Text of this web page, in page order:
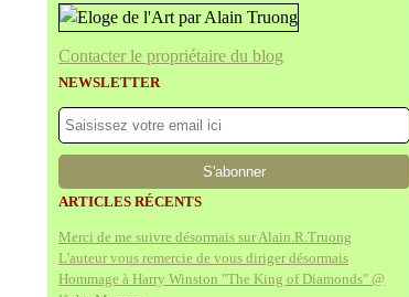
Contacter le propriétaire du blog
NEWSLETTER
ARTICLES RÉCENTS
Merci de me suivre désormais sur Alain.R.Truong
L'auteur vous remercie de vous diriger désormais
Hommage à Harry Winston "The King of Diamonds" @